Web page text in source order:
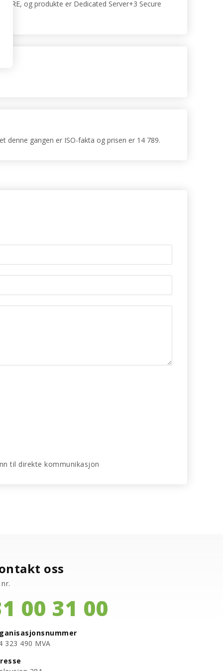
og produkte er Dedicated Server+3 Secure
gangen er ISO-fakta og prisen er 14 789.
til direkte kommunikasjon
oss
00 31 00
323 490 MVA